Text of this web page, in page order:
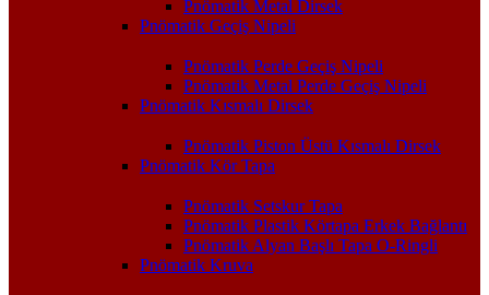
Pnömatik Metal Dirsek
Pnömatik Geçiş Nipeli
Pnömatik Perde Geçiş Nipeli
Pnömatik Metal Perde Geçiş Nipeli
Pnömatik Kısmalı Dirsek
Pnömatik Piston Üstü Kısmalı Dirsek
Pnömatik Kör Tapa
Pnömatik Setskur Tapa
Pnömatik Plastik Körtapa Erkek Bağlantı
Pnömatik Alyan Başlı Tapa O-Ringli
Pnömatik Kruva